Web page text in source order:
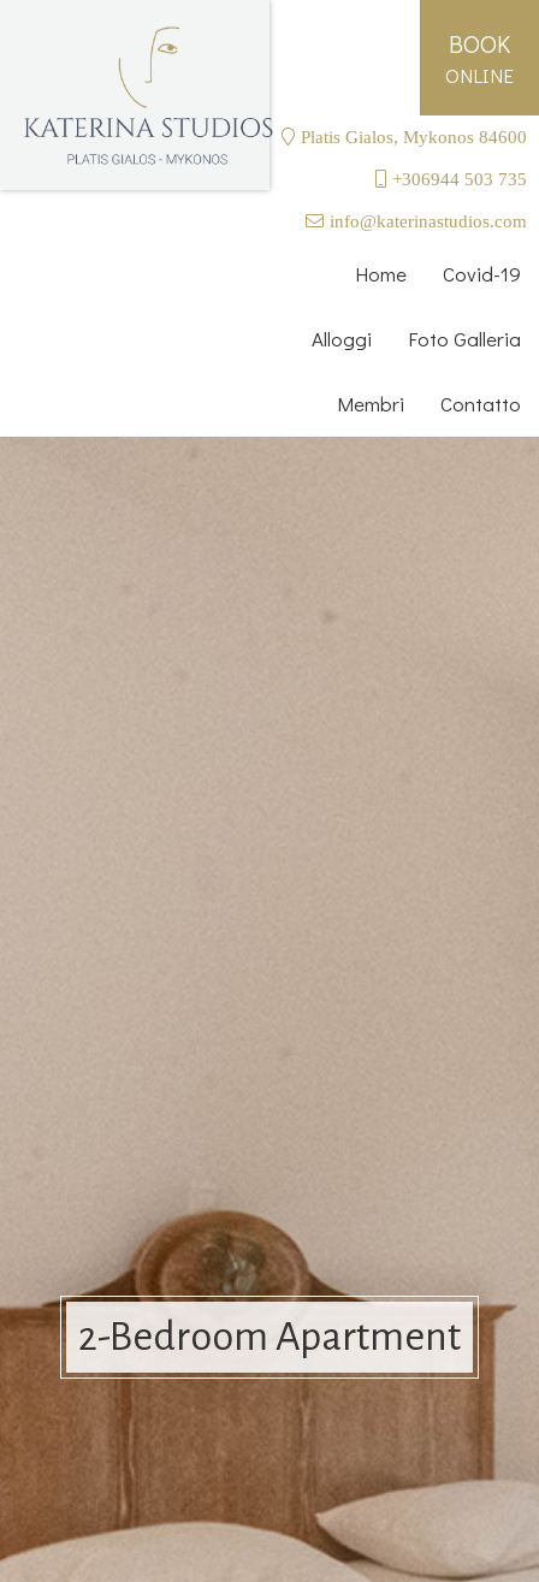
BOOK
ONLINE
Platis Gialos, Mykonos 84600
+306944 503 735
info@katerinastudios.com
Home Covid-19
Alloggi Foto Galleria
Membri Contatto
2-Bedroom Apartment